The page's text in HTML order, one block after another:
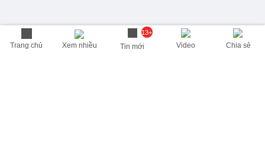
Trang chủ Xem nhiều
13+
Tin mới Video Chia sẻ